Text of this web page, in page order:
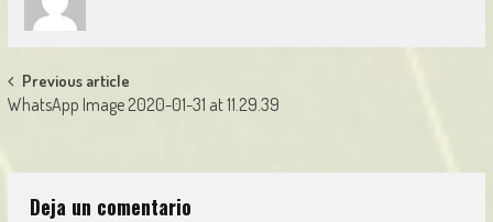
Post
navigation
Previous article
WhatsApp Image 2020-01-31 at 11.29.39
Deja un comentario